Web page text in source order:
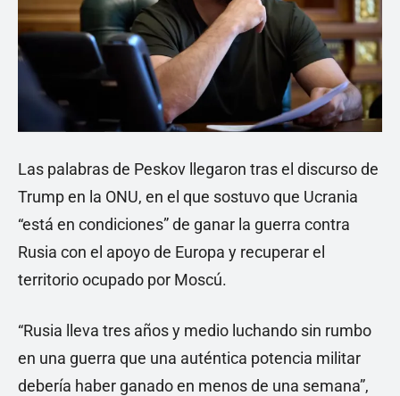
Las palabras de Peskov llegaron tras el discurso de
Trump en la ONU, en el que sostuvo que Ucrania
“está en condiciones” de ganar la guerra contra
Rusia con el apoyo de Europa y recuperar el
territorio ocupado por Moscú.
“Rusia lleva tres años y medio luchando sin rumbo
en una guerra que una auténtica potencia militar
debería haber ganado en menos de una semana”,